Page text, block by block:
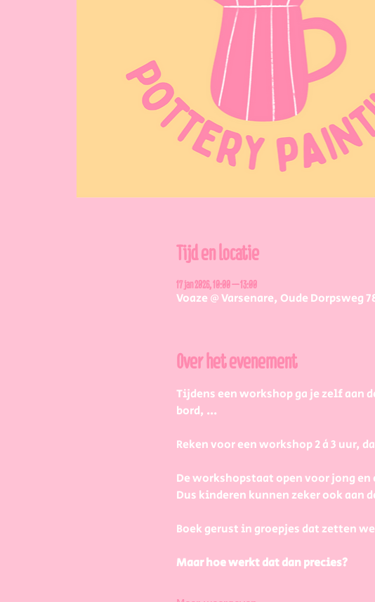
Tijd en locatie
17 jan 2026, 10:00 – 13:00
Voaze @ Varsenare, Oude Dorpsweg
Over het evenement
Tijdens een workshop ga je zelf aan
bord, ...
Reken voor een workshop 2 à 3 uur,
De workshopstaat open voor jong
Dus kinderen kunnen zeker ook
Boek gerust in groepjes dat zetten
Maar hoe werkt dat dan precies?